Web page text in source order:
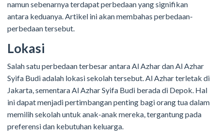
namun sebenarnya terdapat perbedaan yang signifikan
antara keduanya. Artikel ini akan membahas perbedaan-
perbedaan tersebut.
Lokasi
Salah satu perbedaan terbesar antara Al Azhar dan Al Azhar
Syifa Budi adalah lokasi sekolah tersebut. Al Azhar terletak di
Jakarta, sementara Al Azhar Syifa Budi berada di Depok. Hal
ini dapat menjadi pertimbangan penting bagi orang tua dalam
memilih sekolah untuk anak-anak mereka, tergantung pada
preferensi dan kebutuhan keluarga.